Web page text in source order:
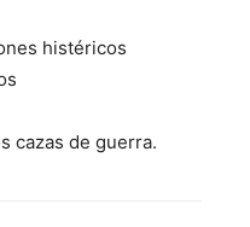
histéricos
cazas de guerra.